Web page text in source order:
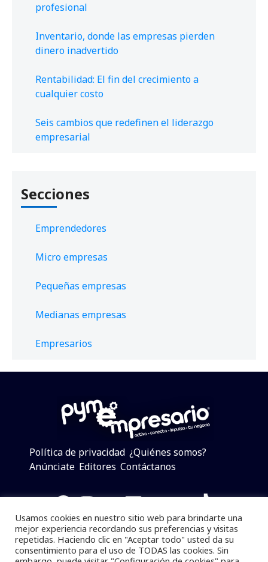
profesional
Inventario, donde las empresas pierden
dinero inadvertido
Rentabilidad: El fin del crecimiento a
cualquier costo
Seis cambios que redefinen el liderazgo
empresarial
Secciones
Emprendedores
Micro empresas
Pequeñas empresas
Medianas empresas
Empresarios
Política de privacidad ¿Quiénes somos?
Anúnciate Editores Contáctanos
Facebook
Instagram
Twitter
LinkedIn
Telegram
YouTube
TikTok
Usamos cookies en nuestro sitio web para brindarte una
mejor experiencia recordando sus preferencias y visitas
repetidas. Haciendo clic en "Aceptar todo" usted da su
consentimiento para el uso de TODAS las cookies. Sin